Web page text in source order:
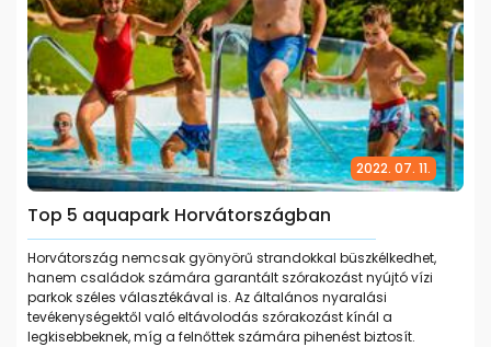
2022. 07. 11.
Top 5 aquapark Horvátországban
Horvátország nemcsak gyönyörű strandokkal büszkélkedhet,
hanem családok számára garantált szórakozást nyújtó vízi
parkok széles választékával is. Az általános nyaralási
tevékenységektől való eltávolodás szórakozást kínál a
legkisebbeknek, míg a felnőttek számára pihenést biztosít.